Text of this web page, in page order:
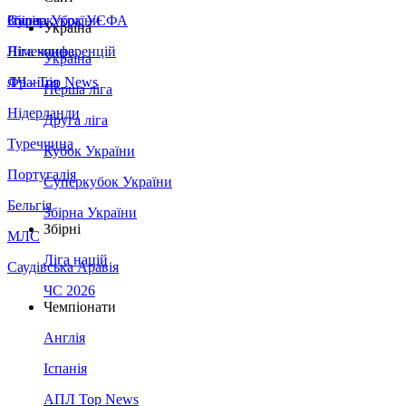
Збірна України
Італія
Німеччина
Франція
Нідерланди
Туреччина
Португалія
Бельгія
МЛС
Саудівська Аравія
Суперкубок УЄФА
Ліга конференцій
ЛЧ - Top News
Україна
Україна
Перша ліга
Друга ліга
Кубок України
Суперкубок України
Збірна України
Збірні
Ліга націй
ЧС 2026
Чемпіонати
Англія
Іспанія
АПЛ Top News